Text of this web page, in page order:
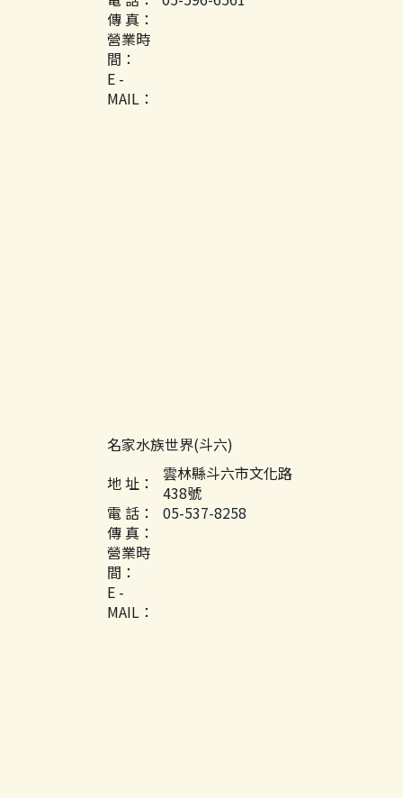
傳 真：
營業時
間：
E -
MAIL：
名家水族世界(斗六)
地 址：
雲林縣斗六市文化路
438號
電 話：
05-537-8258
傳 真：
營業時
間：
E -
MAIL：